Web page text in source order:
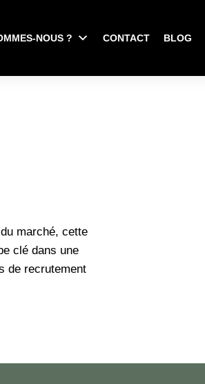
NOUS ? CONTACT BLOG
marché, cette
clé dans une
de recrutement